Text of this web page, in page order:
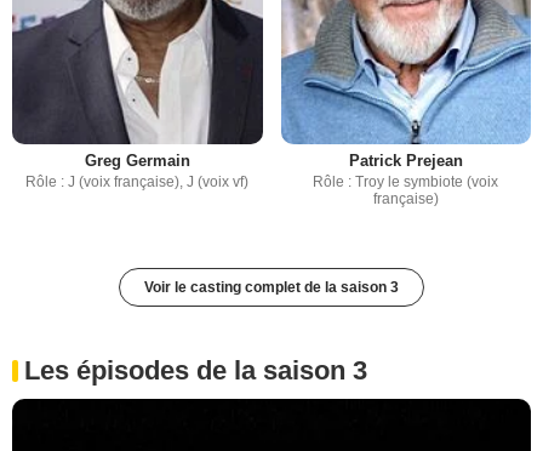
Greg Germain
Rôle : J (voix française), J (voix vf)
Patrick Prejean
Rôle : Troy le symbiote (voix
française)
Voir le casting complet de la saison 3
Les épisodes de la saison 3